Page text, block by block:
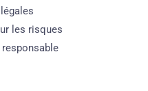
les risques